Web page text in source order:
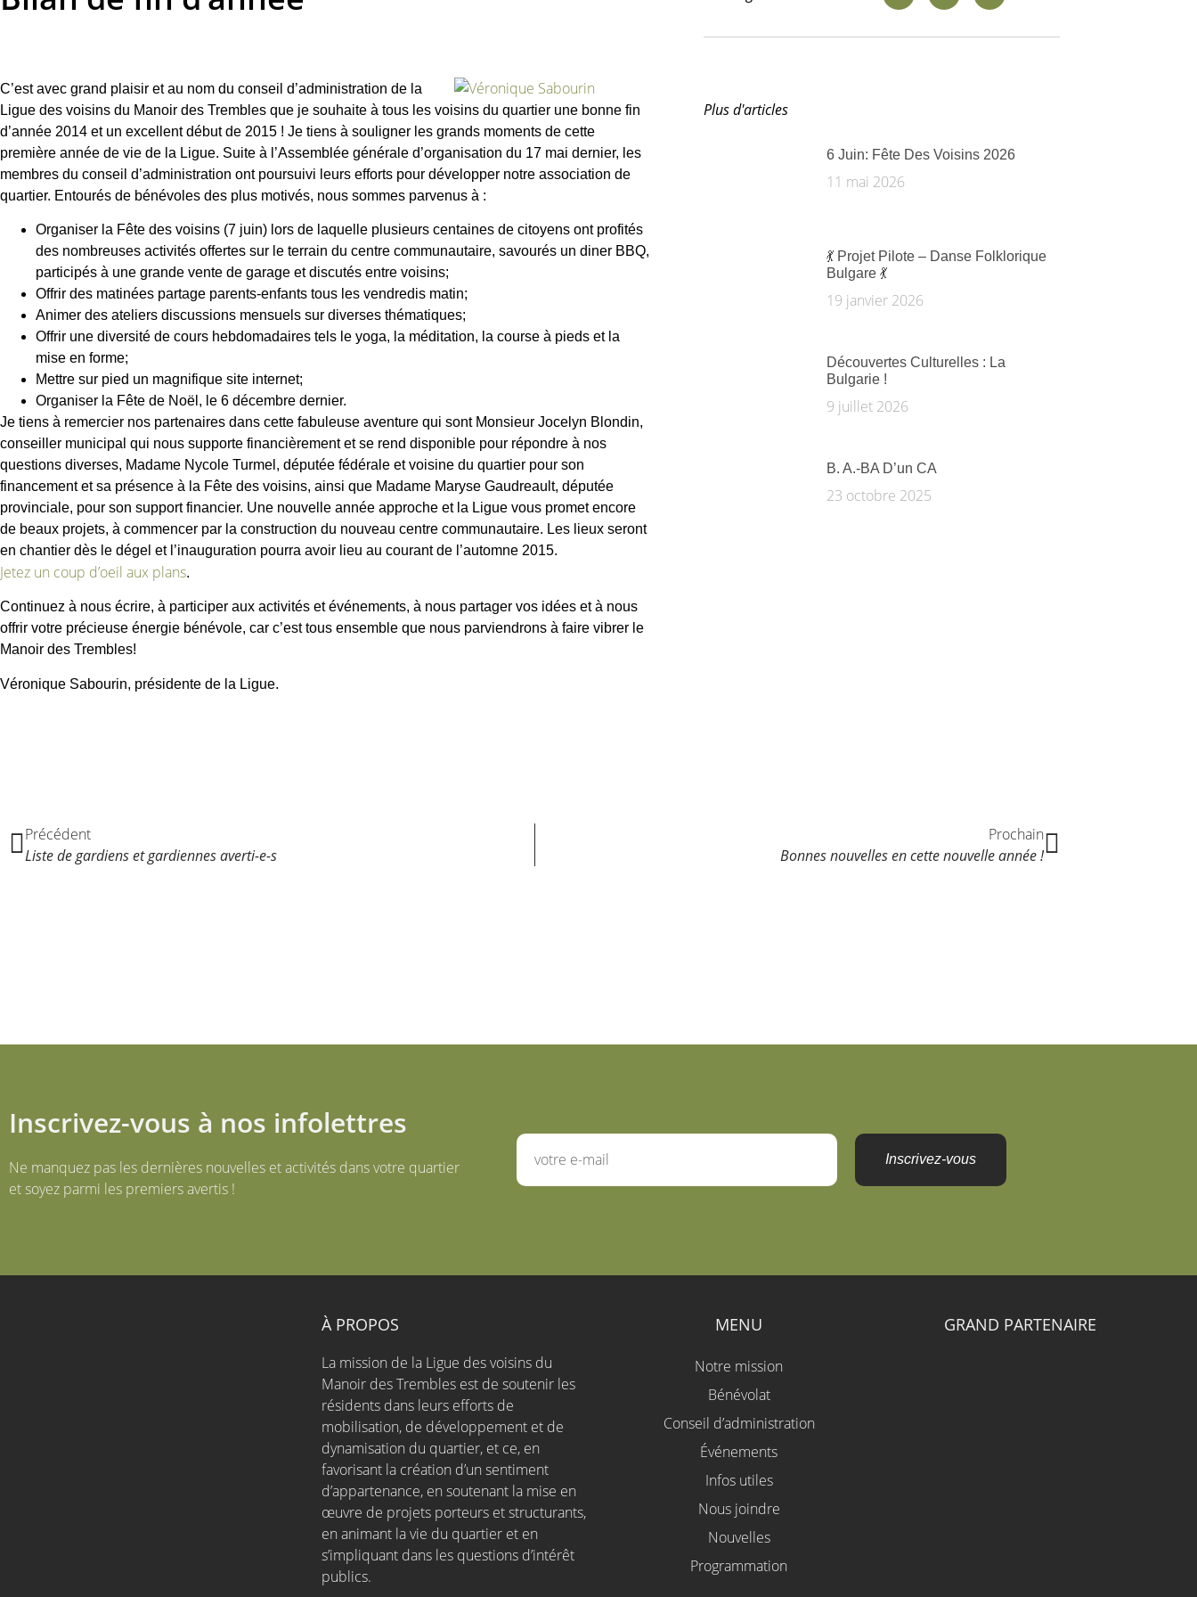
C’est avec grand plaisir et au nom du conseil d’administration de la
Ligue des voisins du Manoir des Trembles que je souhaite à tous les voisins du quartier une bonne fin
d’année 2014 et un excellent début de 2015 ! Je tiens à souligner les grands moments de cette
première année de vie de la Ligue. Suite à l’Assemblée générale d’organisation du 17 mai dernier, les
membres du conseil d’administration ont poursuivi leurs efforts pour développer notre association de
quartier. Entourés de bénévoles des plus motivés, nous sommes parvenus à :
Organiser la Fête des voisins (7 juin) lors de laquelle plusieurs centaines de citoyens ont profités
des nombreuses activités offertes sur le terrain du centre communautaire, savourés un diner BBQ,
participés à une grande vente de garage et discutés entre voisins;
Offrir des matinées partage parents-enfants tous les vendredis matin;
Animer des ateliers discussions mensuels sur diverses thématiques;
Offrir une diversité de cours hebdomadaires tels le yoga, la méditation, la course à pieds et la
mise en forme;
Mettre sur pied un magnifique site internet;
Organiser la Fête de Noël, le 6 décembre dernier.
Je tiens à remercier nos partenaires dans cette fabuleuse aventure qui sont Monsieur Jocelyn Blondin,
conseiller municipal qui nous supporte financièrement et se rend disponible pour répondre à nos
questions diverses, Madame Nycole Turmel, députée fédérale et voisine du quartier pour son
financement et sa présence à la Fête des voisins, ainsi que Madame Maryse Gaudreault, députée
provinciale, pour son support financier. Une nouvelle année approche et la Ligue vous promet encore
de beaux projets, à commencer par la construction du nouveau centre communautaire. Les lieux seront
en chantier dès le dégel et l’inauguration pourra avoir lieu au courant de l’automne 2015.
Jetez un coup d’oeil aux plans.
Continuez à nous écrire, à participer aux activités et événements, à nous partager vos idées et à nous
offrir votre précieuse énergie bénévole, car c’est tous ensemble que nous parviendrons à faire vibrer le
Manoir des Trembles!
Véronique Sabourin, présidente de la Ligue.
Plus d'articles
6 Juin: Fête Des Voisins 2026
11 mai 2026
💃 Projet Pilote – Danse Folklorique
Bulgare 💃
19 janvier 2026
Découvertes Culturelles : La
Bulgarie !
9 juillet 2026
B. A.-BA D’un CA
23 octobre 2025
Précédent
Liste de gardiens et gardiennes averti-e-s
Prochain
Bonnes nouvelles en cette nouvelle année !
Inscrivez-vous à nos infolettres
Ne manquez pas les dernières nouvelles et activités dans votre quartier
et soyez parmi les premiers avertis !
Inscrivez-vous
À PROPOS
La mission de la Ligue des voisins du
Manoir des Trembles est de soutenir les
résidents dans leurs efforts de
mobilisation, de développement et de
dynamisation du quartier, et ce, en
favorisant la création d’un sentiment
d’appartenance, en soutenant la mise en
œuvre de projets porteurs et structurants,
en animant la vie du quartier et en
s’impliquant dans les questions d’intérêt
publics.
MENU
Notre mission
Bénévolat
Conseil d’administration
Événements
Infos utiles
Nous joindre
Nouvelles
Programmation
GRAND PARTENAIRE